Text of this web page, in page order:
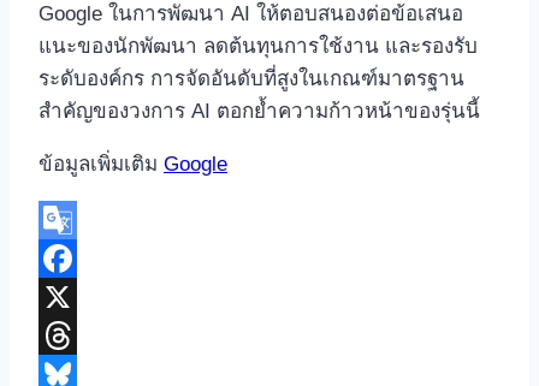
Google ในการพัฒนา AI ให้ตอบสนองต่อข้อเสนอ
แนะของนักพัฒนา ลดต้นทุนการใช้งาน และรองรับ
ระดับองค์กร การจัดอันดับที่สูงในเกณฑ์มาตรฐาน
สำคัญของวงการ AI ตอกย้ำความก้าวหน้าของรุ่นนี้
ข้อมูลเพิ่มเติม Google
Google
Translate
Facebook
X
Threads